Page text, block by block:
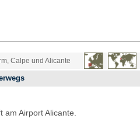
Calpe und Alicante
am Airport Alicante.